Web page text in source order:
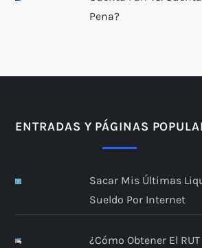
Pena?
ENTRADAS Y PÁGINAS
Sacar Mis Últimas
Sueldo Por Internet
¿Cómo Obtener El